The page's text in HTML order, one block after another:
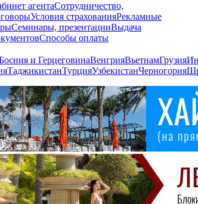
агентаСотрудничество,
Условия страхованияРекламные
Семинары, презентацииВыдача
Способы оплаты
и ГерцеговинаВенгрияВьетнамГрузия
ТаджикистанТурцияУзбекистанЧерногория